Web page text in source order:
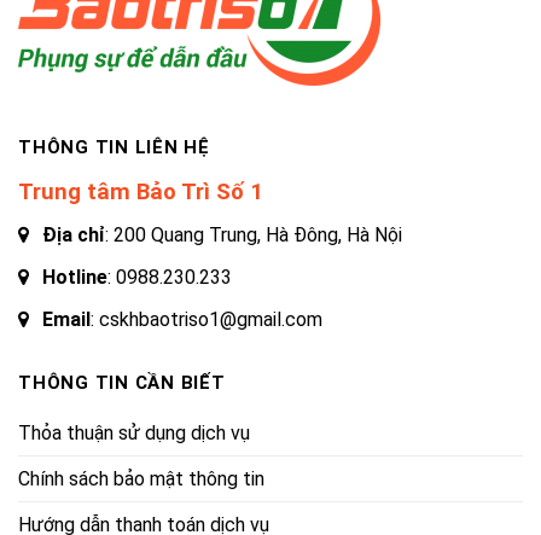
THÔNG TIN LIÊN HỆ
Trung tâm Bảo Trì Số 1
Địa chỉ: 200 Quang Trung, Hà Đông, Hà Nội
Hotline: 0988.230.233
Email: cskhbaotriso1@gmail.com
THÔNG TIN CẦN BIẾT
Thỏa thuận sử dụng dịch vụ
Chính sách bảo mật thông tin
Hướng dẫn thanh toán dịch vụ